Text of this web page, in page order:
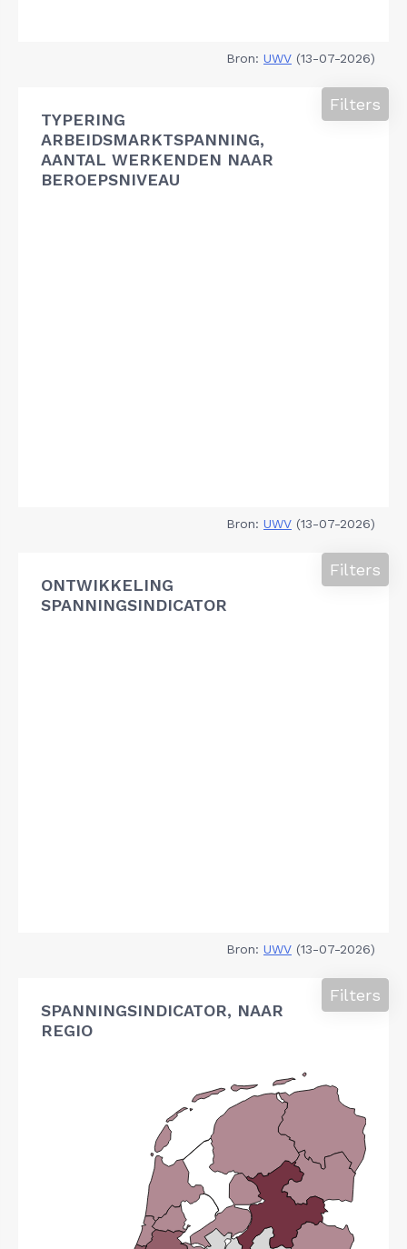
Bron: UWV (13-07-2026)
TYPERING
ARBEIDSMARKTSPANNING,
AANTAL WERKENDEN NAAR
BEROEPSNIVEAU
Filters
Bron: UWV (13-07-2026)
ONTWIKKELING
SPANNINGSINDICATOR
Filters
Bron: UWV (13-07-2026)
SPANNINGSINDICATOR, NAAR
REGIO
Filters